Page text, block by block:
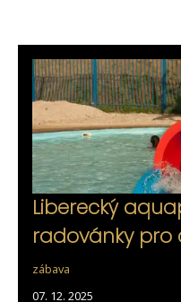
Liberecký
radovánky pro
zábava
07. 12. 2025